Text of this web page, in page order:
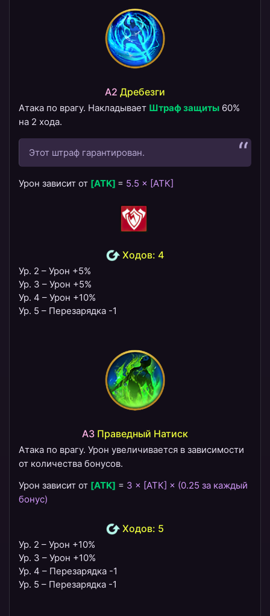
A2 Дребезги
Атака по врагу. Накладывает Штраф защиты 60%
на 2 хода.
Этот штраф гарантирован.
Урон зависит от [ATK] = 5.5 × [АТК]
Ходов: 4
Ур. 2 – Урон +5%
Ур. 3 – Урон +5%
Ур. 4 – Урон +10%
Ур. 5 – Перезарядка -1
A3 Праведный Натиск
Атака по врагу. Урон увеличивается в зависимости
от количества бонусов.
Урон зависит от [ATK] = 3 × [АТК] × (0.25 за каждый
бонус)
Ходов: 5
Ур. 2 – Урон +10%
Ур. 3 – Урон +10%
Ур. 4 – Перезарядка -1
Ур. 5 – Перезарядка -1